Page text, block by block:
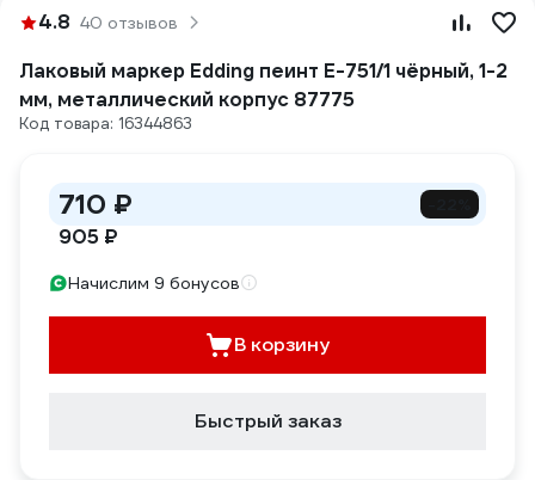
4.8 40 отзывов
Лаковый маркер Edding пеинт E-751/1 чёрный, 1-2
мм, металлический корпус 87775
Код товара: 16344863
710 ₽
905 ₽
Начислим 9 бонусов
В корзину
Быстрый заказ